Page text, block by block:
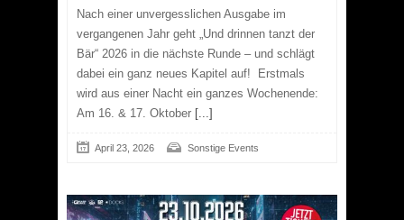
Nach einer unvergesslichen Ausgabe im
vergangenen Jahr geht „Und drinnen tanzt der
Bär“ 2026 in die nächste Runde – und schlägt
dabei ein ganz neues Kapitel auf!
Erstmals
wird aus einer Nacht ein ganzes Wochenende:
Am 16. & 17. Oktober [...]
April 23, 2026 Sonstige Events